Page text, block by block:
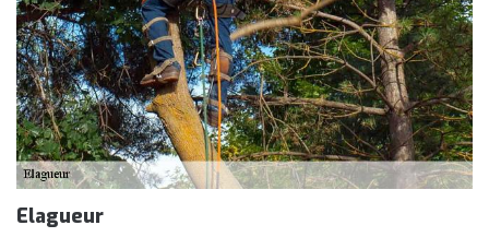
Elagueur